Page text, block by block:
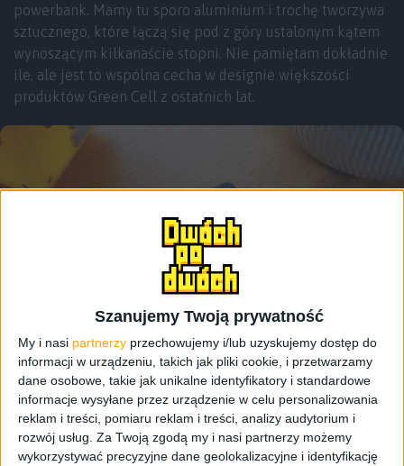
Szanujemy Twoją prywatność
My i nasi partnerzy przechowujemy i/lub uzyskujemy dostęp do
informacji w urządzeniu, takich jak pliki cookie, i przetwarzamy
dane osobowe, takie jak unikalne identyfikatory i standardowe
informacje wysyłane przez urządzenie w celu personalizowania
reklam i treści, pomiaru reklam i treści, analizy audytorium i
rozwój usług. Za Twoją zgodą my i nasi partnerzy możemy
wykorzystywać precyzyjne dane geolokalizacyjne i identyfikację
powerbank. Mamy tu sporo aluminium i trochę tworzywa
sztucznego, które łączą się pod z góry ustalonym kątem
wynoszącym kilkanaście stopni. Nie pamiętam dokładnie
ile, ale jest to wspólna cecha w designie większości
produktów Green Cell z ostatnich lat.
Green Cell GC Connect Hub